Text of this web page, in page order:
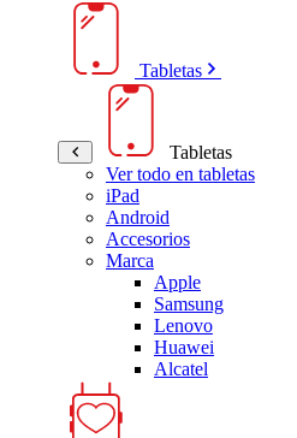
Tabletas
Tabletas
Ver todo en tabletas
iPad
Android
Accesorios
Marca
Apple
Samsung
Lenovo
Huawei
Alcatel